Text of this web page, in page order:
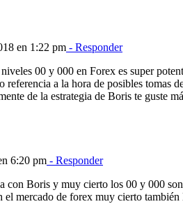
en 1:22 pm - Responder
00 y 000 en Forex es super
referencia a la hora de posibles tomas
de la estrategia de Boris te guste
6:20 pm - Responder
con Boris y muy cierto los 00 y 000
el mercado de forex muy cierto